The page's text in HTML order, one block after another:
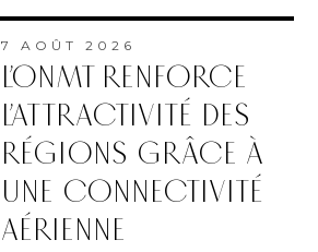
7 AOÛT 2026
L’ONMT RENFORCE
L’ATTRACTIVITÉ DES
RÉGIONS GRÂCE À
UNE CONNECTIVITÉ
AÉRIENNE